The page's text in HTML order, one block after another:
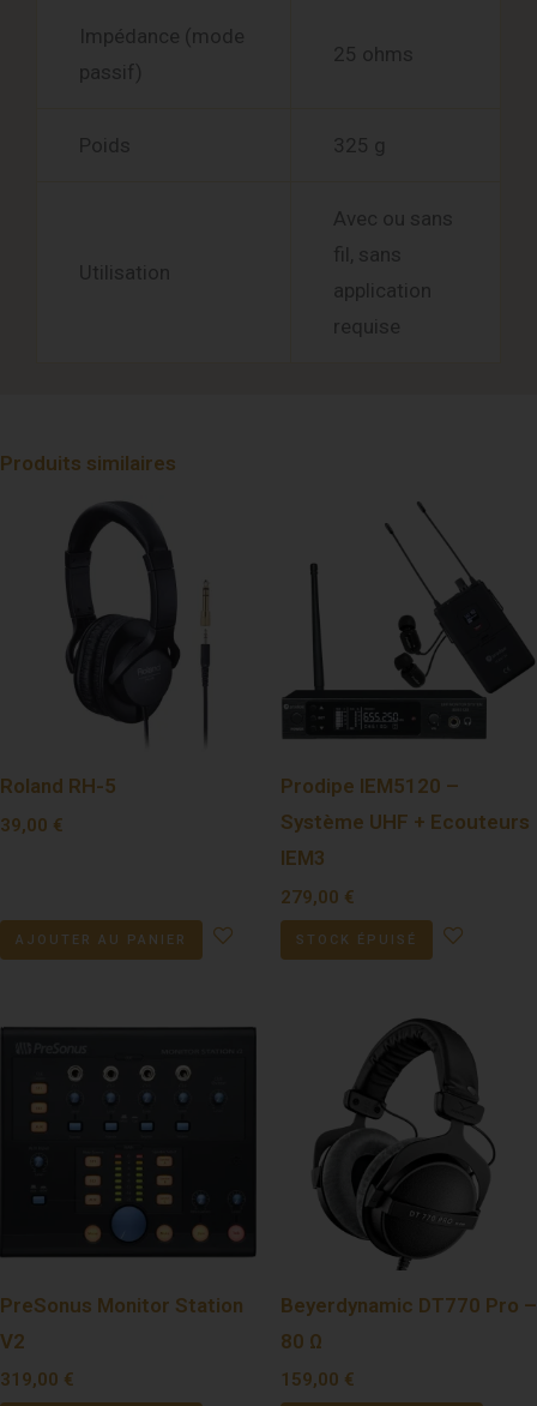
Impédance (mode
passif)
25 ohms
Poids 325 g
Utilisation
Avec ou sans
fil, sans
application
requise
Produits similaires
Roland RH-5
39,00 €
AJOUTER AU PANIER
Prodipe IEM5120 –
Système UHF + Ecouteurs
IEM3
279,00 €
STOCK ÉPUISÉ
PreSonus Monitor Station
V2
319,00 €
Beyerdynamic DT770 Pro –
80 Ω
159,00 €